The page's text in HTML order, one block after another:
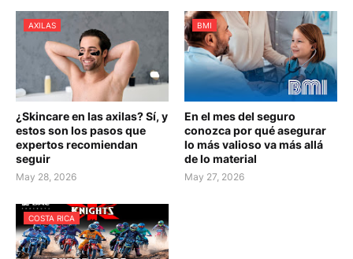
AXILAS
¿Skincare en las axilas? Sí, y
estos son los pasos que
expertos recomiendan
seguir
May 28, 2026
BMI
En el mes del seguro
conozca por qué asegurar
lo más valioso va más allá
de lo material
May 27, 2026
COSTA RICA